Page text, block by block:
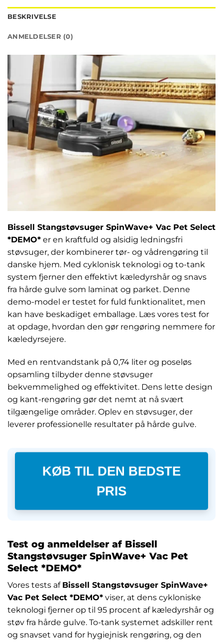
BESKRIVELSE
ANMELDELSER (0)
Bissell Stangstøvsuger SpinWave+ Vac Pet Select
*DEMO* er en kraftfuld og alsidig ledningsfri
støvsuger, der kombinerer tør- og vådrengøring til
danske hjem. Med cyklonisk teknologi og to-tank
system fjerner den effektivt kæledyrshår og snavs
fra hårde gulve som laminat og parket. Denne
demo-model er testet for fuld funktionalitet, men
kan have beskadiget emballage. Læs vores test for
at opdage, hvordan den gør rengøring nemmere for
kæledyrsejere.
Med en rentvandstank på 0,74 liter og poseløs
opsamling tilbyder denne støvsuger
bekvemmelighed og effektivitet. Dens lette design
og kant-rengøring gør det nemt at nå svært
tilgængelige områder. Oplev en støvsuger, der
leverer professionelle resultater på hårde gulve.
KØB TIL DEN BEDSTE
PRIS
Test og anmeldelser af Bissell
Stangstøvsuger SpinWave+ Vac Pet
Select *DEMO*
Vores tests af Bissell Stangstøvsuger SpinWave+
Vac Pet Select *DEMO* viser, at dens cykloniske
teknologi fjerner op til 95 procent af kæledyrshår og
støv fra hårde gulve. To-tank systemet adskiller rent
og snavset vand for hygiejnisk rengøring, og den